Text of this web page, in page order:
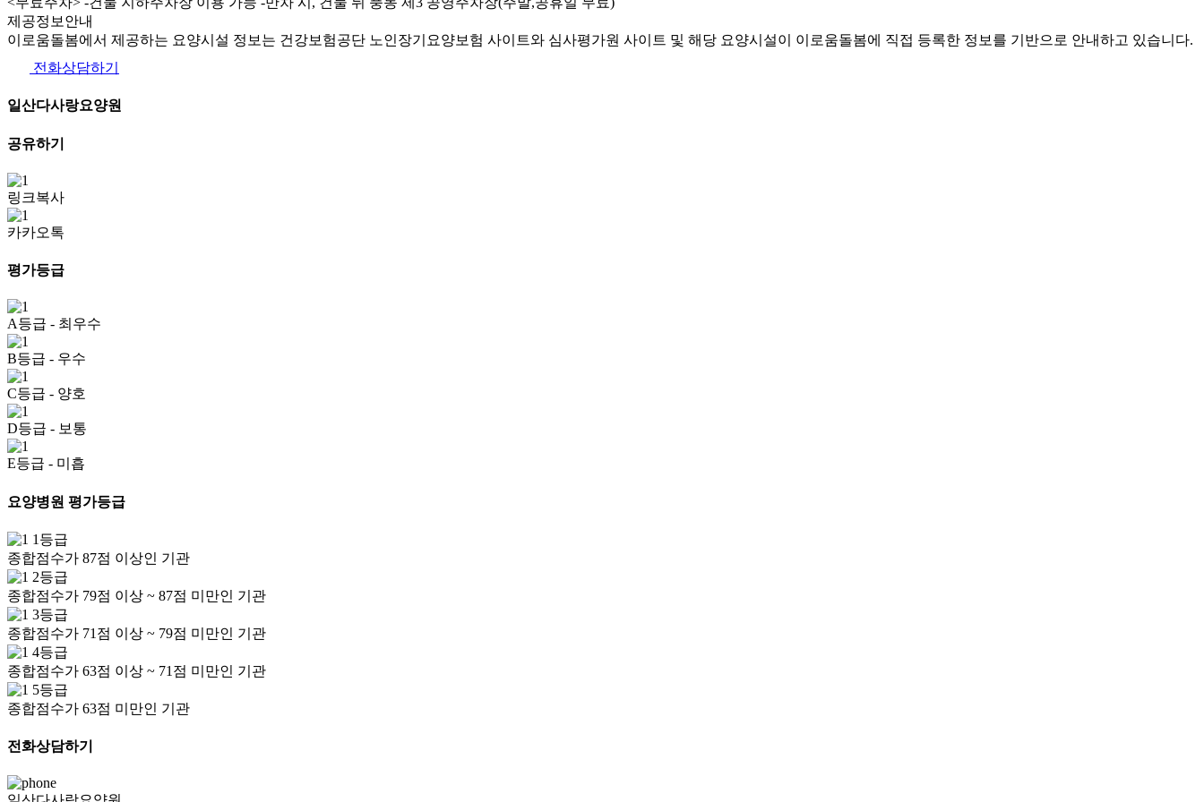
제공정보안내
이로움돌봄에서 제공하는 요양시설 정보는 건강보험공단 노인장기요양보험 사이트와 심사평가원 사이트 및 해당 요양시설이 이로움돌봄에 직접 등록한 정보를 기반으로 안내하고 있습니다.
전화상담하기
일산다사랑요양원
공유하기
링크복사
카카오톡
평가등급
A등급 - 최우수
B등급 - 우수
C등급 - 양호
D등급 - 보통
E등급 - 미흡
요양병원 평가등급
1등급
종합점수가 87점 이상인 기관
2등급
종합점수가 79점 이상 ~ 87점 미만인 기관
3등급
종합점수가 71점 이상 ~ 79점 미만인 기관
4등급
종합점수가 63점 이상 ~ 71점 미만인 기관
5등급
종합점수가 63점 미만인 기관
전화상담하기